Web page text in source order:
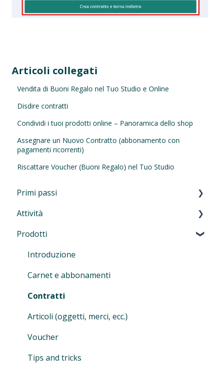
Articoli collegati
Vendita di Buoni Regalo nel Tuo Studio e Online
Disdire contratti
Condividi i tuoi prodotti online – Panoramica dello shop
Assegnare un Nuovo Contratto (abbonamento con
pagamenti ricorrenti)
Riscattare Voucher (Buoni Regalo) nel Tuo Studio
Primi passi
Primi passi
Navigazione nel manager
Autenticazione a più fattori (MFA)
Eversports Manager sul tuo telefono
Informazioni per i tuoi clienti
Passaggio a Eversports
Attività
Introduzione alle attività
Lezioni e allenamenti
Corsi, workshop, eventi, camp, ritiri e
Prodotti
Introduzione
Carnet e abbonamenti
Contratti
Articoli (oggetti, merci, ecc.)
Voucher
Tips and tricks